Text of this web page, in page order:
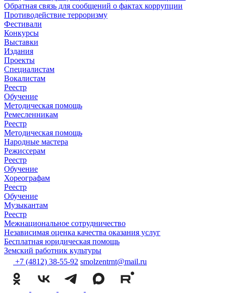
Обратная связь для сообщений о фактах коррупции
Противодействие терроризму
Фестивали
Конкурсы
Выставки
Издания
Проекты
Специалистам
Вокалистам
Реестр
Обучение
Методическая помощь
Ремесленникам
Реестр
Методическая помощь
Народные мастера
Режиссерам
Реестр
Обучение
Хореографам
Реестр
Обучение
Музыкантам
Реестр
Межнациональное сотрудничество
Независимая оценка качества оказания услуг
Бесплатная юридическая помощь
Земский работник культуры
+7 (4812) 38-55-92 smolzentrnt@mail.ru